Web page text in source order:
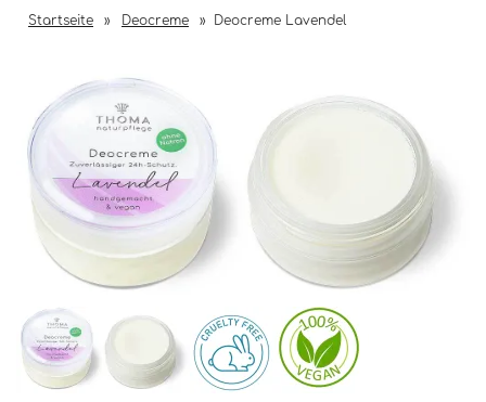
Startseite » Deocreme » Deocreme Lavendel